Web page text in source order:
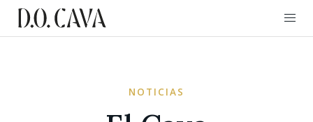
NOTICIAS